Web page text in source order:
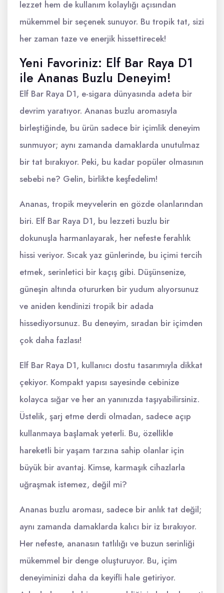
lezzet hem de kullanım kolaylığı açısından
mükemmel bir seçenek sunuyor. Bu tropik tat, sizi
her zaman taze ve enerjik hissettirecek!
Yeni Favoriniz: Elf Bar Raya D1
ile Ananas Buzlu Deneyim!
Elf Bar Raya D1, e-sigara dünyasında adeta bir
devrim yaratıyor. Ananas buzlu aromasıyla
birleştiğinde, bu ürün sadece bir içimlik deneyim
sunmuyor; aynı zamanda damaklarda unutulmaz
bir tat bırakıyor. Peki, bu kadar popüler olmasının
sebebi ne? Gelin, birlikte keşfedelim!
Ananas, tropik meyvelerin en gözde olanlarından
biri. Elf Bar Raya D1, bu lezzeti buzlu bir
dokunuşla harmanlayarak, her nefeste ferahlık
hissi veriyor. Sıcak yaz günlerinde, bu içimi tercih
etmek, serinletici bir kaçış gibi. Düşünsenize,
güneşin altında otururken bir yudum alıyorsunuz
ve aniden kendinizi tropik bir adada
hissediyorsunuz. Bu deneyim, sıradan bir içimden
çok daha fazlası!
Elf Bar Raya D1, kullanıcı dostu tasarımıyla dikkat
çekiyor. Kompakt yapısı sayesinde cebinize
kolayca sığar ve her an yanınızda taşıyabilirsiniz.
Üstelik, şarj etme derdi olmadan, sadece açıp
kullanmaya başlamak yeterli. Bu, özellikle
hareketli bir yaşam tarzına sahip olanlar için
büyük bir avantaj. Kimse, karmaşık cihazlarla
uğraşmak istemez, değil mi?
Ananas buzlu aroması, sadece bir anlık tat değil;
aynı zamanda damaklarda kalıcı bir iz bırakıyor.
Her nefeste, ananasın tatlılığı ve buzun serinliği
mükemmel bir denge oluşturuyor. Bu, içim
deneyiminizi daha da keyifli hale getiriyor.